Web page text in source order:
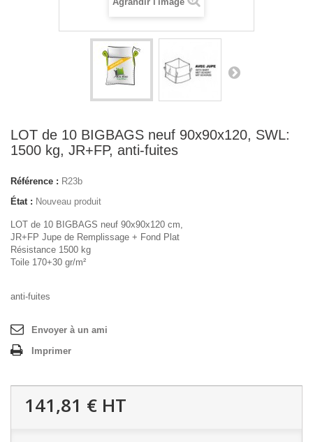
LOT de 10 BIGBAGS neuf 90x90x120, SWL:
1500 kg, JR+FP, anti-fuites
Référence : R23b
État : Nouveau produit
LOT de 10 BIGBAGS neuf 90x90x120 cm,
JR+FP Jupe de Remplissage + Fond Plat
Résistance 1500 kg
Toile 170+30 gr/m²
anti-fuites
Envoyer à un ami
Imprimer
141,81 € HT